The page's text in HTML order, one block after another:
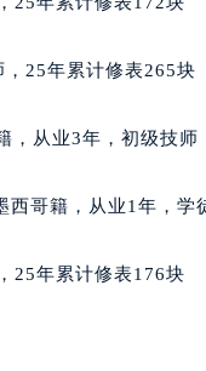
萧邦售后服务中心（需
萧邦售后服务中心（
与南九经街交汇处萧
南大街萧邦售后服务
邦售后服务中心（需提
25年累计修表265块
，从业3年，初级技师
西哥籍，从业1年，学
25年累计修表176块